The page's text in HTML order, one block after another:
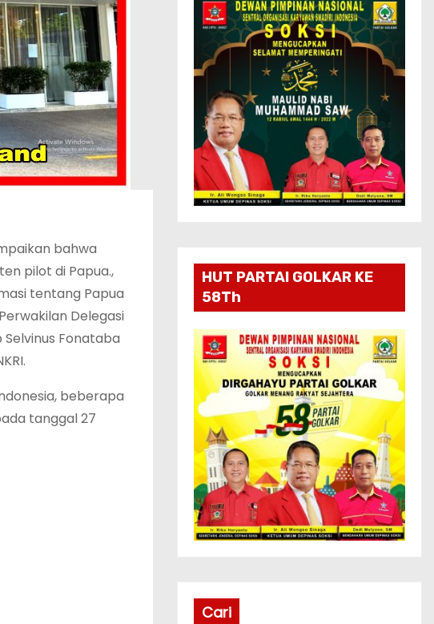
bahwa
pilot di Papua.,
tentang Papua
Delegasi
Selvinus Fonataba
beberapa
tanggal 27
HUT PARTAI GOLKAR KE
58Th
Cari